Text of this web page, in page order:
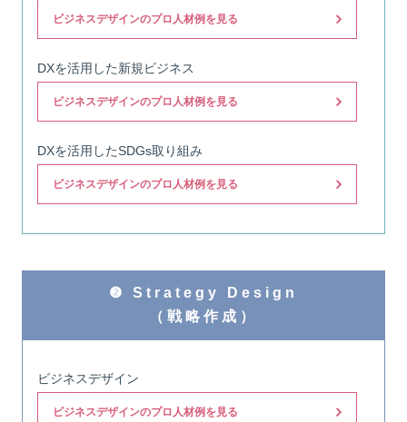
ビジネスデザインのプロ人材例を見る
DXを活用した新規ビジネス
ビジネスデザインのプロ人材例を見る
DXを活用したSDGs取り組み
ビジネスデザインのプロ人材例を見る
❷ Strategy Design
（戦略作成）
ビジネスデザイン
ビジネスデザインのプロ人材例を見る